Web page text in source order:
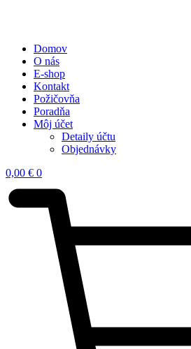
Domov
O nás
E-shop
Kontakt
Požičovňa
Poradňa
Môj účet
Detaily účtu
Objednávky
0,00 € 0